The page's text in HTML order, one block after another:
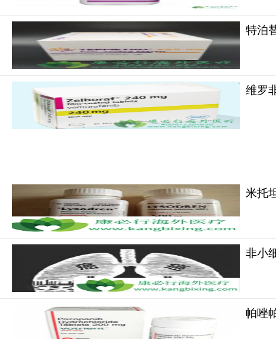
断下游信号传导，从根源上抑制肿瘤细胞的无限增
相较于传统单一靶向药，达拉非尼具备独特的
（曲美替尼）联用，可实现上下游双重阻断，形
床通用标准方案的关键原因。依托大量多中心、大
包含：BRAF V600突变阳性的不可切除或转移性
的不可切除甲状腺未分化癌。除此之外，在胆管
者带来治疗希望。如有需要,请咨询康必行海外医疗
https://
特泊
维罗
米托
非小
帕唑